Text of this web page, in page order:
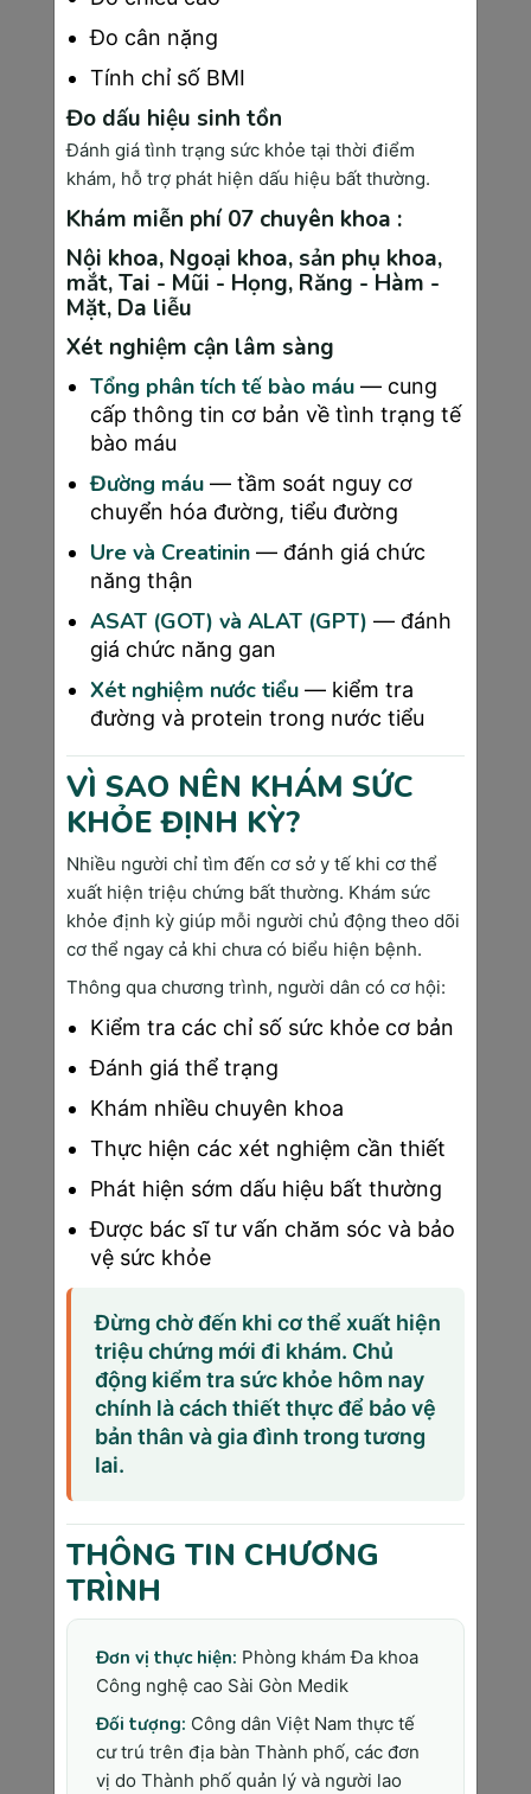
●
Cao huyết áp:
tăng huyết áp, khám thai thường xuyên
giúp kiểm soát tình trạng bệnh, đảm
bảo thai kỳ không bị ảnh hưởng
nghiêm trọng.
Đảm bảo sự phát triển tốt nhất cho thai
nhi:
●
Siêu âm và các xét nghiệm định kỳ
giúp theo dõi cân nặng, kích thước, và
tim thai, phát hiện kịp thời mọi dấu hiệu
bất thường để có hướng can thiệp phù
Chắc ít nhiều các bạn đã từng nghe qua
những câu chuyện như: một mẹ bầu đã được
ngay từ giai đoạn đầu, từ đó có biện pháp xử
lý, giúp mẹ tròn con vuông mà không gặp
biến chứng đáng tiếc.
Vì vậy, khám thai định kỳ là cách tốt nhất để
mẹ bầu an tâm trên hành trình thai kỳ, đồng
thời tạo cơ hội bảo vệ sự sống và phát triển
khỏe mạnh cho bé yêu. Mỗi lần khám thai
không chỉ là một nhiệm vụ, mà còn là dịp để
mẹ hiểu rõ hơn về sự kỳ diệu bên trong mình.
Tại sao nên chọn Sài Gòn Medik để khám
thai?
Khi lựa chọn nơi khám thai, điều mẹ bầu cần
nhất chính là sự an tâm và chất lượng dịch vụ
tốt nhất. Hiểu được mong muốn của các mẹ
Phòng Khám Đa Khoa Công Nghệ Cao Sài
Gòn Medikchính là địa chỉ đáng tin cậy mang
lại tất cả những yếu tố này và hơn thế nữa,
phòng khám chắc chắn sẽ giúp mẹ bầu có
một thai kỳ khỏe mạnh và an toàn.
Hình 3 Phòng Khám Đa Khoa Công Nghệ Cao
Sài Gòn Medik uy tín và đáng tin cậy
●
Đội ngũ bác sĩ chuyên môn cao:
đầu, đến từ các bệnh viện uy tín
như Bệnh viện Quân Y 175 và
○
Các bác sĩ tại đây không chỉ giỏi
về chuyên môn mà còn rất tận
tâm, luôn lắng nghe và tư vấn
nhẹ nhàng, giúp mẹ bầu cảm
thấy thoải mái và an tâm suốt quá
trình mang thai.
Đo cân nặng
Tính chỉ số BMI
Đo dấu hiệu sinh tồn
Đánh giá tình trạng sức khỏe tại thời điểm
khám, hỗ trợ phát hiện dấu hiệu bất thường.
Khám miễn phí 07 chuyên khoa :
Nội khoa, Ngoại khoa, sản phụ khoa,
mắt, Tai - Mũi - Họng, Răng - Hàm -
Mặt, Da liễu
Xét nghiệm cận lâm sàng
Tổng phân tích tế bào máu— cung
cấp thông tin cơ bản về tình trạng tế
bào máu
Đường máu— tầm soát nguy cơ
chuyển hóa đường, tiểu đường
Ure và Creatinin— đánh giá chức
năng thận
ASAT (GOT) và ALAT (GPT) — đánh
giá chức năng gan
Xét nghiệm nước tiểu— kiểm tra
đường và protein trong nước tiểu
VÌ SAO NÊN KHÁM SỨC
KHỎE ĐỊNH KỲ?
Nhiều người chỉ tìm đến cơ sở y tế khi cơ thể
xuất hiện triệu chứng bất thường. Khám sức
khỏe định kỳ giúp mỗi người chủ động theo dõi
cơ thể ngay cả khi chưa có biểu hiện bệnh.
Thông qua chương trình, người dân có cơ hội:
Kiểm tra các chỉ số sức khỏe cơ bản
Đánh giá thể trạng
Khám nhiều chuyên khoa
Thực hiện các xét nghiệm cần thiết
Phát hiện sớm dấu hiệu bất thường
Được bác sĩ tư vấn chăm sóc và bảo
vệ sức khỏe
Đừng chờ đến khi cơ thể xuất hiện
triệu chứng mới đi khám. Chủ
động kiểm tra sức khỏe hôm nay
chính là cách thiết thực để bảo vệ
bản thân và gia đình trong tương
lai.
THÔNG TIN CHƯƠNG
TRÌNH
Đơn vị thực hiện: Phòng khám Đa khoa
Công nghệ cao Sài Gòn Medik
Đối tượng: Công dân Việt Nam thực tế
cư trú trên địa bàn Thành phố, các đơn
vị do Thành phố quản lý và người lao